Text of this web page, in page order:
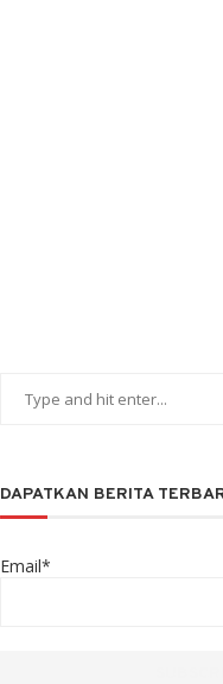
DAPATKAN BERITA
Email*